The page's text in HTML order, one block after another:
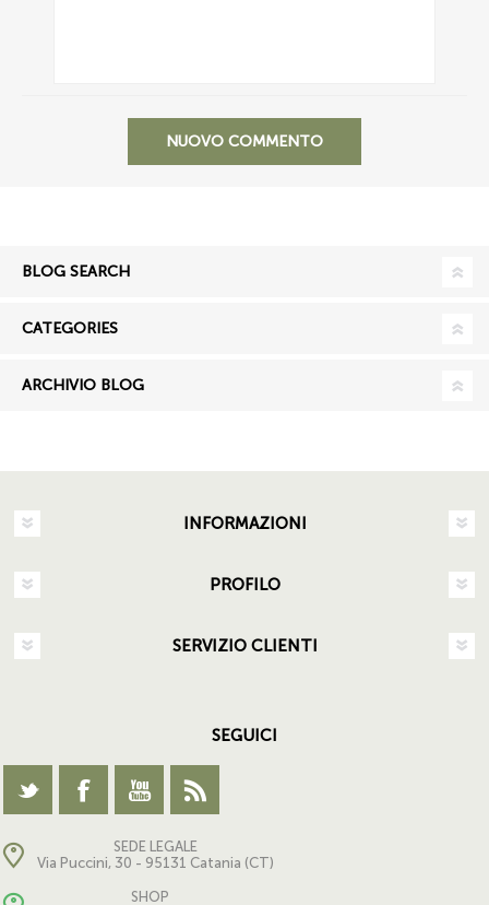
NUOVO COMMENTO
BLOG SEARCH
CATEGORIES
ARCHIVIO BLOG
INFORMAZIONI
PROFILO
SERVIZIO CLIENTI
SEGUICI
SEDE LEGALE
Via Puccini, 30 - 95131 Catania (CT)
SHOP